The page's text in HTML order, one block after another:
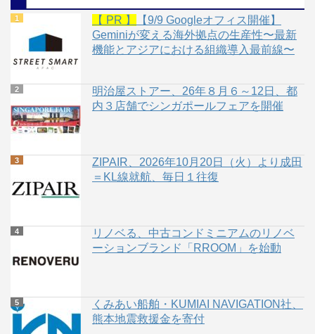
【 PR 】
【9/9 Googleオフィス開催】
Geminiが変える海外拠点の生産性〜最新
機能とアジアにおける組織導入最前線〜
明治屋ストアー、26年８月６～12日、都
内３店舗でシンガポールフェアを開催
ZIPAIR、2026年10月20日（火）より成田
＝KL線就航、毎日１往復
リノベる、中古コンドミニアムのリノベ
ーションブランド「RROOM」を始動
くみあい船舶・KUMIAI NAVIGATION社、
熊本地震救援金を寄付